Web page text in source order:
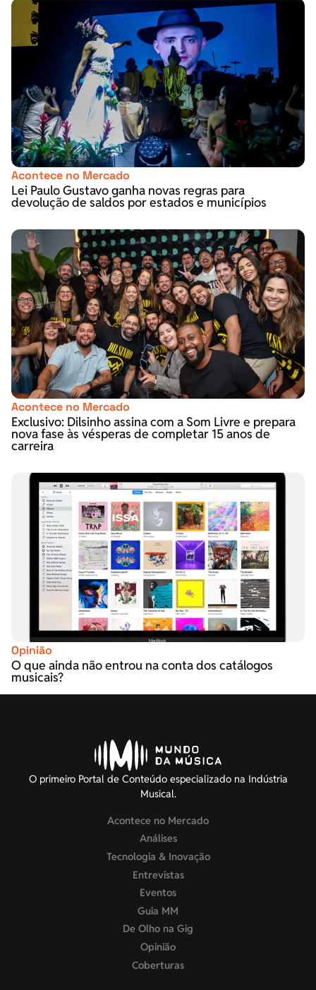
Acontece no Mercado
Lei Paulo Gustavo ganha novas regras para
devolução de saldos por estados e municípios
Acontece no Mercado
Exclusivo: Dilsinho assina com a Som Livre e prepara
nova fase às vésperas de completar 15 anos de
carreira
Opinião
O que ainda não entrou na conta dos catálogos
musicais?
O primeiro Portal de Conteúdo especializado na Indústria
Musical.
Acontece no Mercado
Análises
Tecnologia & Inovação
Entrevistas
Eventos
Guia MM
De Olho na Gig
Opinião
Coberturas